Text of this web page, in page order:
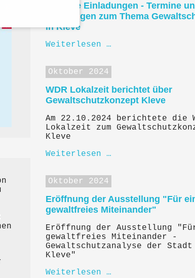
Aktuelle Einladungen - Termine
Beratungen zum Thema
in Kleve
Weiterlesen …
Oktober 2024
WDR Lokalzeit berichtet über
Gewaltschutzkonzept Kleve
Am 22.10.2024 berichtete die
Lokalzeit zum
Kleve
Weiterlesen …
Oktober 2024
Eröffnung der Ausstellung "Für
gewaltfreies Miteinander"
Eröffnung der Ausstellung
gewaltfreies Miteinander -
Gewaltschutzanalyse der Stadt
Kleve"
Weiterlesen …